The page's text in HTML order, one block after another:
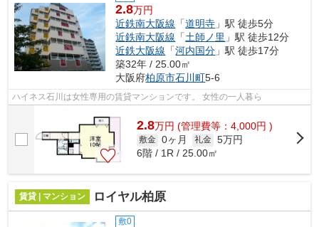
2.8万円
近鉄南大阪線 「道明寺 」駅 徒歩5分
近鉄南大阪線 「土師ノ里 」駅 徒歩12分
近鉄大阪線 「河内国分 」駅 徒歩17分
築32年 / 25.00㎡
大阪府柏原市石川町5-6
ハイネス石川は女性専用の賃貸マンションです。 女性の一人暮ら
2.8万円 (管理費等：4,000円 )
敷金 0ヶ月 礼金 5万円
6階 / 1R / 25.00㎡
賃貸 | マンション ロイヤル柏原
敷0